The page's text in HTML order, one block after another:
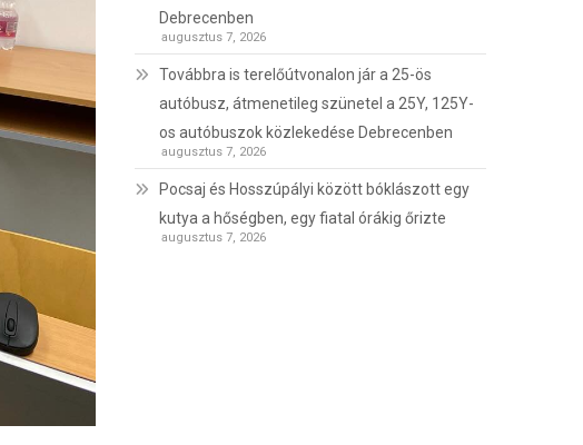
Debrecenben
augusztus 7, 2026
Továbbra is terelőútvonalon jár a 25-ös
autóbusz, átmenetileg szünetel a 25Y, 125Y-
os autóbuszok közlekedése Debrecenben
augusztus 7, 2026
Pocsaj és Hosszúpályi között bóklászott egy
kutya a hőségben, egy fiatal órákig őrizte
augusztus 7, 2026